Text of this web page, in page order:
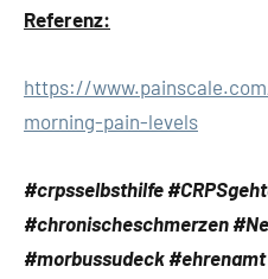
Referenz:
https://
morning-pain-levels
#crpsselbsthilfe
#chronischeschmerzen
#morbussudeck